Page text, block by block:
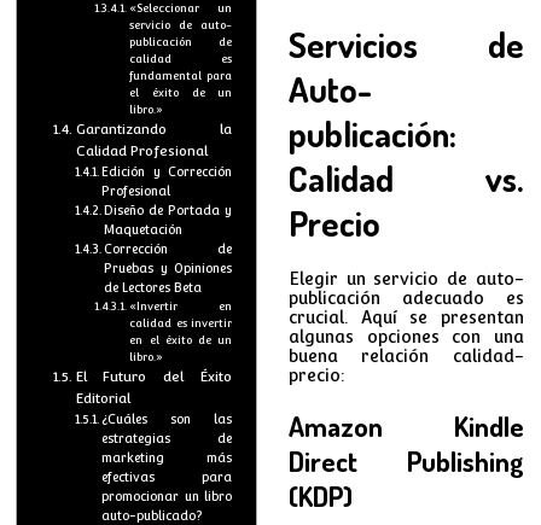
«Seleccionar un
servicio de auto-
publicación de
calidad es
fundamental para
el éxito de un
libro.»
Garantizando la
Calidad Profesional
Edición y Corrección
Profesional
Diseño de Portada y
Maquetación
Corrección de
Pruebas y Opiniones
de Lectores Beta
«Invertir en
calidad es invertir
en el éxito de un
libro.»
El Futuro del Éxito
Editorial
¿Cuáles son las
estrategias de
marketing más
efectivas para
promocionar un libro
auto-publicado?
Servicios de
Auto-
publicación:
Calidad vs.
Precio
Elegir un servicio de auto-
publicación adecuado es
crucial. Aquí se presentan
algunas opciones con una
buena relación calidad-
precio:
Amazon Kindle
Direct Publishing
(KDP)